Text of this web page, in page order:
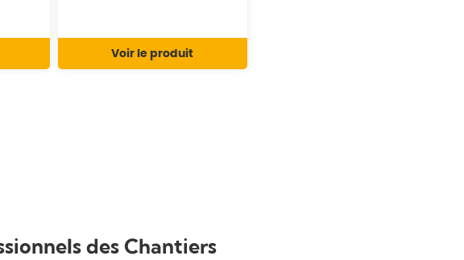
Voir le produit
des Chantiers